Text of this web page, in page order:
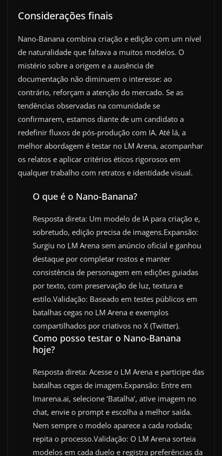
Considerações finais
Nano-Banana combina criação e edição com um nível
de naturalidade que faltava a muitos modelos. O
mistério sobre a origem e a ausência de
documentação não diminuem o interesse: ao
contrário, reforçam a atenção do mercado. Se as
tendências observadas na comunidade se
confirmarem, estamos diante de um candidato a
redefinir fluxos de pós-produção com IA. Até lá, a
melhor abordagem é testar no LM Arena, acompanhar
os relatos e aplicar critérios éticos rigorosos em
qualquer trabalho com retratos e identidade visual.
O que é o Nano-Banana?
Resposta direta: Um modelo de IA para criação e,
sobretudo, edição precisa de imagens.Expansão:
Surgiu no LM Arena sem anúncio oficial e ganhou
destaque por completar rostos e manter
consistência de personagem em edições guiadas
por texto, com preservação de luz, textura e
estilo.Validação: Baseado em testes públicos em
batalhas cegas no LM Arena e exemplos
compartilhados por criativos no X (Twitter).
Como posso testar o Nano-Banana
hoje?
Resposta direta: Acesse o LM Arena e participe das
batalhas cegas de imagem.Expansão: Entre em
lmarena.ai, selecione ‘Batalha’, ative imagem no
chat, envie o prompt e escolha a melhor saída.
Nem sempre o modelo aparece a cada rodada;
repita o processo.Validação: O LM Arena sorteia
modelos em cada duelo e registra preferências da